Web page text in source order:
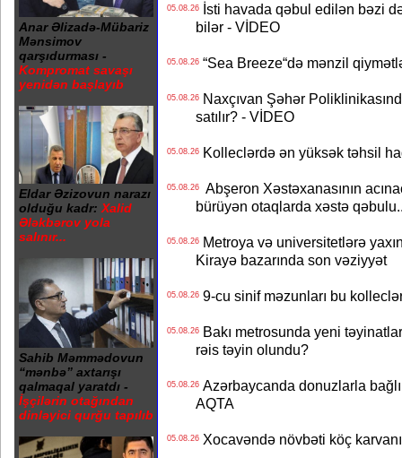
Anar Əlizadə-Mübariz
Mənsimov
qarşıdurması -
Kompromat savaşı
yenidən başlayıb
Eldar Əzizovun narazı
olduğu kadr: Xalid
Ələkbərov yola
salınır...
Sahib Məmmədovun
“mənbə” axtarışı
qalmaqal yaratdı -
İşçilərin otağından
dinləyici qurğu tapılıb
05.08.26İsti havada qəbul edilən bəzi
bilər - VİDEO
05.08.26“Sea Breeze“də mənzil
05.08.26Naxçıvan Şəhər
satılır? - VİDEO
05.08.26Kolleclərdə ən yüksək təhsil
05.08.26Abşeron Xəstəxanasının
bürüyən otaqlarda xəstə
05.08.26Metroya və universitetlərə
Kirayə bazarında son vəziyyət
05.08.269-cu sinif məzunları bu
05.08.26Bakı metrosunda yeni
rəis təyin olundu?
05.08.26Azərbaycanda donuzlarla
AQTA
05.08.26Xocavəndə növbəti köç